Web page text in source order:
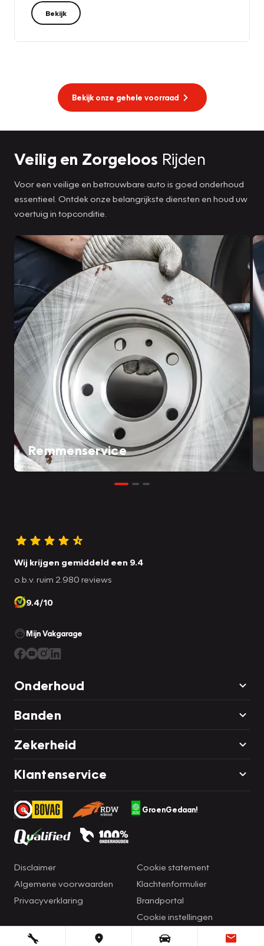
Bekijk
Bekijk onze gehele voorraad
Veilig en Zorgeloos Rijden
Voor een veilige en betrouwbare auto is goed onderhoud
essentieel. Ontdek onze belangrijkste diensten en houd uw
voertuig in topconditie.
Remmenservice
Wij krijgen gemiddeld een 9.4
o.b.v. ruim 2.980 reviews
9.4/10
Mijn Vakgarage
Onderhoud
Banden
Zekerheid
Klantenservice
GroenGedaan!
Disclaimer
Algemene voorwaarden
Privacyverklaring
Cookie statement
Klachtenformulier
Brandportal
Cookie instellingen